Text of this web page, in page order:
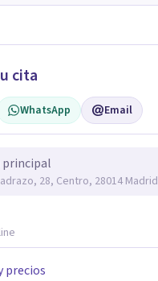
cita
WhatsApp Email
principal
28, Centro, 28014 Madrid
precios